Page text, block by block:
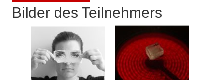
Bilder des Teilnehmers